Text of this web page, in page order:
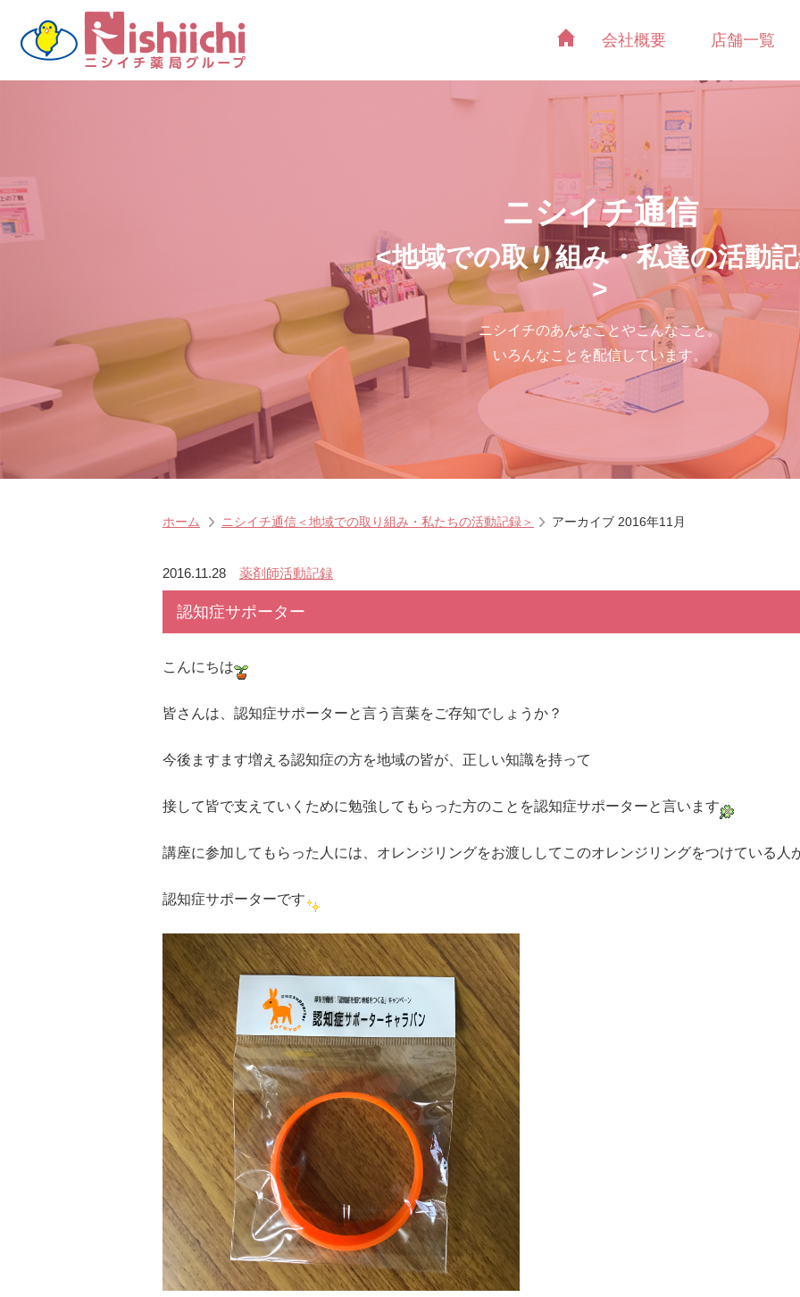
会社概要 店舗一覧
ニシイチ通信
<地域での取り組み・私達の活動
>
ニシイチのあんなことやこんなこと。
いろんなことを配信しています。
ホーム ニシイチ通信＜地域での取り組み・私たちの活動記録＞ アーカイブ 2016年11月
2016.11.28 薬剤師活動記録
認知症サポーター
こんにちは
皆さんは、認知症サポーターと言う言葉をご存知でしょうか？
今後ますます増える認知症の方を地域の皆が、正しい知識を持って
接して皆で支えていくために勉強してもらった方のことを認知症サポーターと言います
講座に参加してもらった人には、オレンジリングをお渡ししてこのオレンジリングをつけている人
認知症サポーターです